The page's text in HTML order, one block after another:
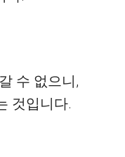
수 없으니,
것입니다.